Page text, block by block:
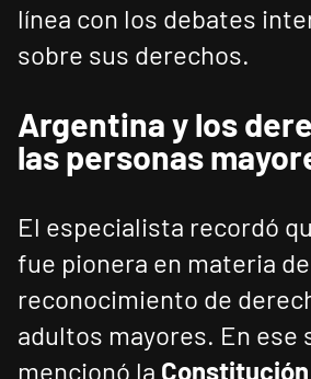
línea con los debates
sobre sus derechos.
Argentina y los
las personas
El especialista recordó
fue pionera en materia de
reconocimiento de
adultos mayores. En ese
mencionó la Constitución